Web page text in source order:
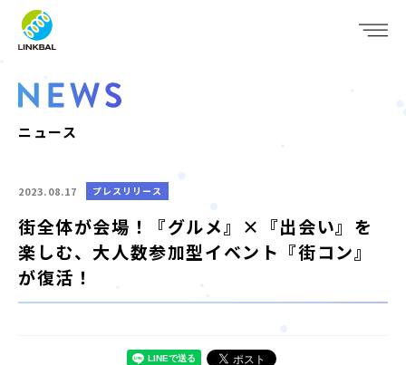
WHO WE ARE
SERVICE
IR
RECRUIT
NEWS
JP
ニュース
2023.08.17 プレスリリース
街全体が会場！『グルメ』×『出会い』を
楽しむ、大人数参加型イベント『街コン』
が復活！